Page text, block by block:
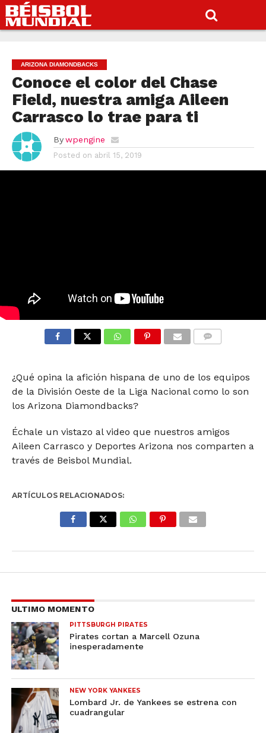
ARIZONA DIAMONDBACKS
Conoce el color del Chase
Field, nuestra amiga Aileen
Carrasco lo trae para ti
By wpengine
Posted on abril 15, 2019
¿Qué opina la afición hispana de uno de los equipos
de la División Oeste de la Liga Nacional como lo son
los Arizona Diamondbacks?
Échale un vistazo al video que nuestros amigos
Aileen Carrasco y Deportes Arizona nos comparten a
través de Beisbol Mundial.
ARTÍCULOS RELACIONADOS:
ULTIMO MOMENTO
PITTSBURGH PIRATES
Pirates cortan a Marcell Ozuna
inesperadamente
NEW YORK YANKEES
Lombard Jr. de Yankees se estrena con
cuadrangular